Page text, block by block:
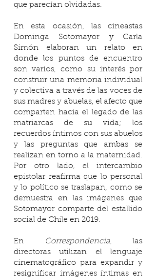
que parecían olvidadas.
En esta ocasión, las cineastas
Dominga Sotomayor y Carla
Simón elaboran un relato en
donde los puntos de encuentro
son varios, como su interés por
construir una memoria individual
y colectiva a través de las voces de
sus madres y abuelas, el afecto que
comparten hacia el legado de las
matriarcas de su vida; los
recuerdos íntimos con sus abuelos
y las preguntas que ambas se
realizan en torno a la maternidad.
Por otro lado, el intercambio
epistolar reafirma que lo personal
y lo político se traslapan, como se
demuestra en las imágenes que
Sotomayor comparte del estallido
social de Chile en 2019.
En Correspondencia, las
directoras utilizan el lenguaje
cinematográfico para expandir y
resignificar imágenes íntimas en